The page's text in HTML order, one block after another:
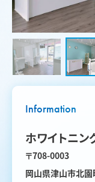
Information
ホワイトニ
〒708-0003
岡山県津山市北